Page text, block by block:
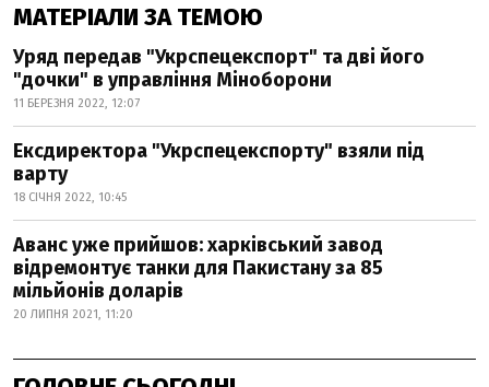
МАТЕРІАЛИ ЗА ТЕМОЮ
Уряд передав "Укрспецекспорт" та дві його
"дочки" в управління Міноборони
11 БЕРЕЗНЯ 2022, 12:07
Ексдиректора "Укрспецекспорту" взяли під
варту
18 СІЧНЯ 2022, 10:45
Аванс уже прийшов: харківський завод
відремонтує танки для Пакистану за 85
мільйонів доларів
20 ЛИПНЯ 2021, 11:20